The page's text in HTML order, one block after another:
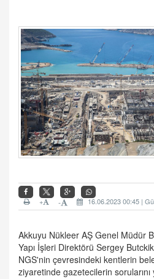
16.06.2023 00:45 |
-
+
Akkuyu Nükleer AŞ Genel Müdür
Yapı İşleri Direktörü Sergey
NGS'nin çevresindeki kentlerin
ziyaretinde gazetecilerin sorularını